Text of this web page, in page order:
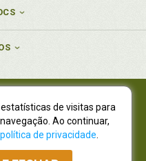
77.535.508/0001-19
01.701.561/0001-80
7665, São Lourenço |
82210-310
de visitas para
Ao continuar,
política de privacidade